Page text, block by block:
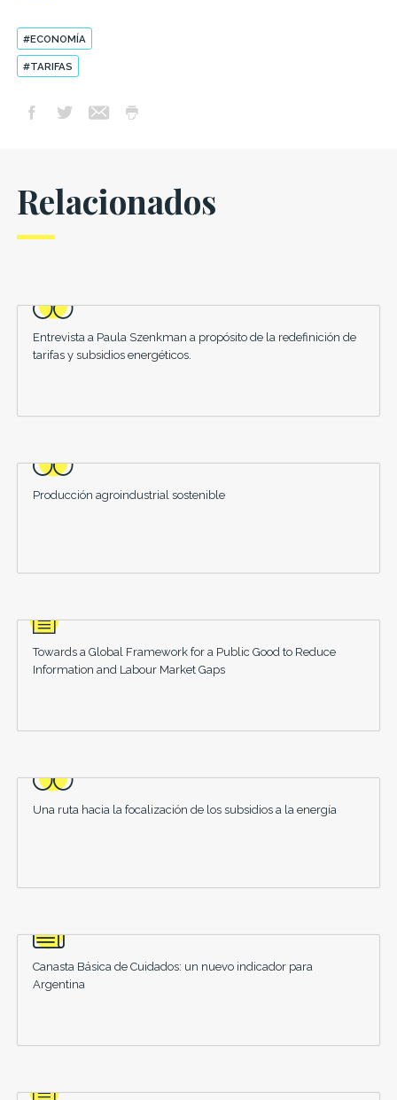
#ECONOMÍA
#TARIFAS
Relacionados
Entrevista a Paula Szenkman a propósito de la redefinición de
tarifas y subsidios energéticos.
Producción agroindustrial sostenible
Towards a Global Framework for a Public Good to Reduce
Information and Labour Market Gaps
Una ruta hacia la focalización de los subsidios a la energía
Canasta Básica de Cuidados: un nuevo indicador para
Argentina